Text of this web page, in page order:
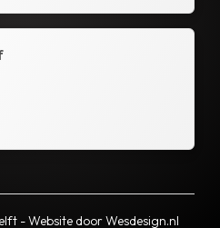
- Website doorWesdesign.nl